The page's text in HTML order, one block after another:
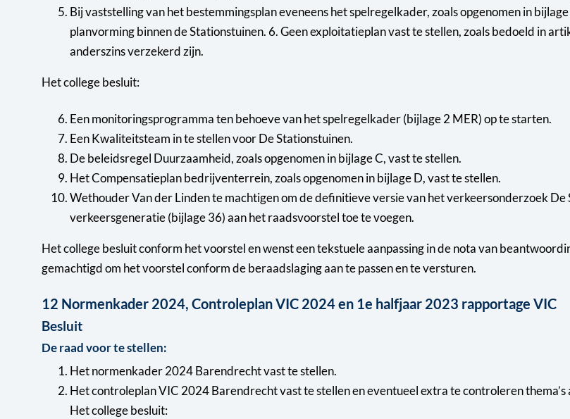
Bij vaststelling van het bestemmingsplan eveneens het spelregelkader, zoals opgenomen in
planvorming binnen de Stationstuinen. 6. Geen exploitatieplan vast te stellen, zoals bedoeld in
anderszins verzekerd zijn.
Het college besluit:
Een monitoringsprogramma ten behoeve van het spelregelkader (bijlage 2 MER) op te starten.
Een Kwaliteitsteam in te stellen voor De Stationstuinen.
De beleidsregel Duurzaamheid, zoals opgenomen in bijlage C, vast te stellen.
Het Compensatieplan bedrijventerrein, zoals opgenomen in bijlage D, vast te stellen.
Wethouder Van der Linden te machtigen om de definitieve versie van het verkeersonderzoek
verkeersgeneratie (bijlage 36) aan het raadsvoorstel toe te voegen.
Het college besluit conform het voorstel en wenst een tekstuele aanpassing in de nota van
gemachtigd om het voorstel conform de beraadslaging aan te passen en te versturen.
12 Normenkader 2024, Controleplan VIC 2024 en 1e halfjaar 2023 rapportage VIC
Besluit
De raad voor te stellen:
Het normenkader 2024 Barendrecht vast te stellen.
Het controleplan VIC 2024 Barendrecht vast te stellen en eventueel extra te controleren
Het college besluit: